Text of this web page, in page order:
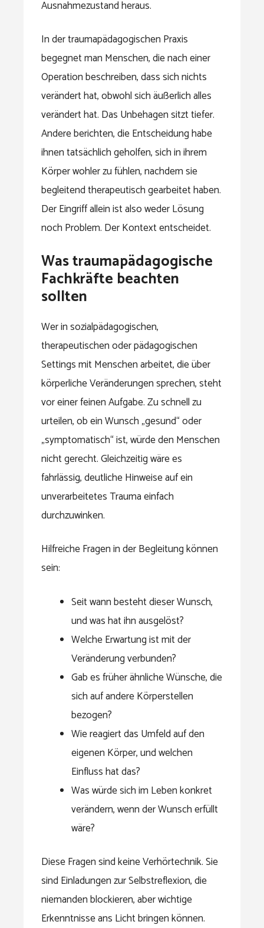
Ausnahmezustand heraus.
In der traumapädagogischen Praxis
begegnet man Menschen, die nach einer
Operation beschreiben, dass sich nichts
verändert hat, obwohl sich äußerlich alles
verändert hat. Das Unbehagen sitzt tiefer.
Andere berichten, die Entscheidung habe
ihnen tatsächlich geholfen, sich in ihrem
Körper wohler zu fühlen, nachdem sie
begleitend therapeutisch gearbeitet haben.
Der Eingriff allein ist also weder Lösung
noch Problem. Der Kontext entscheidet.
Was traumapädagogische
Fachkräfte beachten
sollten
Wer in sozialpädagogischen,
therapeutischen oder pädagogischen
Settings mit Menschen arbeitet, die über
körperliche Veränderungen sprechen, steht
vor einer feinen Aufgabe. Zu schnell zu
urteilen, ob ein Wunsch „gesund“ oder
„symptomatisch“ ist, würde den Menschen
nicht gerecht. Gleichzeitig wäre es
fahrlässig, deutliche Hinweise auf ein
unverarbeitetes Trauma einfach
durchzuwinken.
Hilfreiche Fragen in der Begleitung können
sein:
Seit wann besteht dieser Wunsch,
und was hat ihn ausgelöst?
Welche Erwartung ist mit der
Veränderung verbunden?
Gab es früher ähnliche Wünsche, die
sich auf andere Körperstellen
bezogen?
Wie reagiert das Umfeld auf den
eigenen Körper, und welchen
Einfluss hat das?
Was würde sich im Leben konkret
verändern, wenn der Wunsch erfüllt
wäre?
Diese Fragen sind keine Verhörtechnik. Sie
sind Einladungen zur Selbstreflexion, die
niemanden blockieren, aber wichtige
Erkenntnisse ans Licht bringen können.